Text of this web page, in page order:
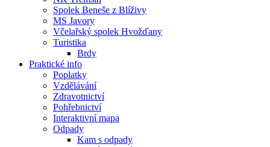
Spolek Beneše z Blíživy
MS Javory
Včelařský spolek Hvožďany
Turistika
Brdy
Praktické info
Poplatky
Vzdělávání
Zdravotnictví
Pohřebnictví
Interaktivní mapa
Odpady
Kam s odpady